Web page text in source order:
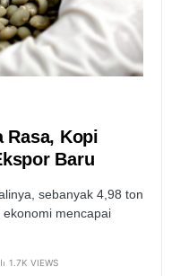
Rasa, Kopi
Baru
sebanyak 4,98 ton
ekonomi mencapai
1.7K VIEWS